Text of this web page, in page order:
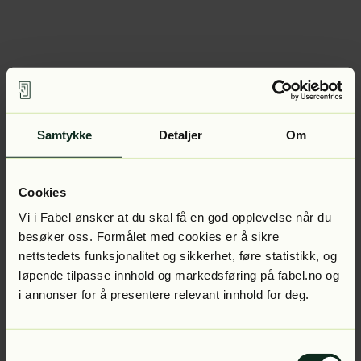
Samtykke Detaljer Om
Cookies
Vi i Fabel ønsker at du skal få en god opplevelse når du
besøker oss. Formålet med cookies er å sikre
nettstedets funksjonalitet og sikkerhet, føre statistikk, og
løpende tilpasse innhold og markedsføring på fabel.no og
i annonser for å presentere relevant innhold for deg.